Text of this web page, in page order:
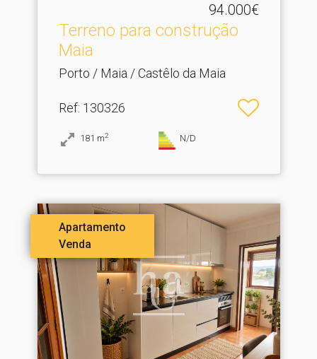
94.000€
Terreno para construção
Maia
Porto / Maia / Castêlo da Maia
Ref: 130326
181 m2 N/D
Apartamento
Venda